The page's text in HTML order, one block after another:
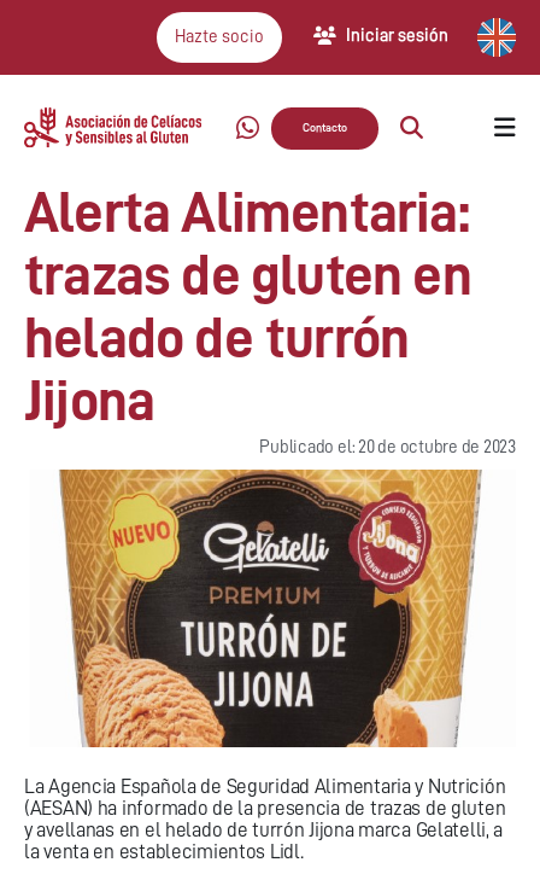
Hazte socio Iniciar sesión
Contacto
Alerta Alimentaria:
trazas de gluten en
helado de turrón
Jijona
Publicado el: 20 de octubre de 2023
La Agencia Española de Seguridad Alimentaria y Nutrición
(AESAN) ha informado de la presencia de trazas de gluten
y avellanas en el helado de turrón Jijona marca Gelatelli, a
la venta en establecimientos Lidl.